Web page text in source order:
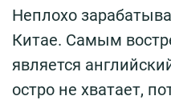
Неплохо
Китае. Самым
является
остро не хватает,